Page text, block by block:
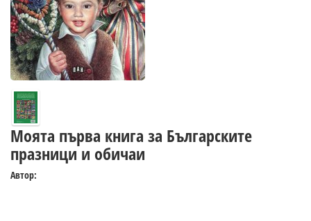
Моята първа книга за Българските
празници и обичаи
Автор: